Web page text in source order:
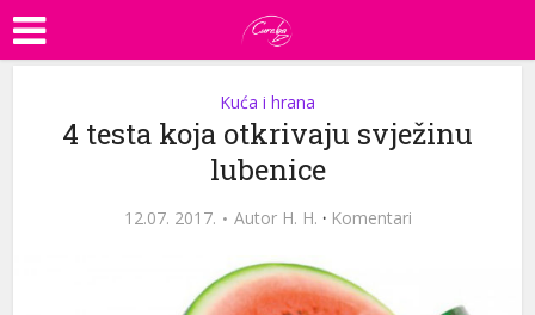
Kuća i hrana
4 testa koja otkrivaju svježinu
lubenice
12.07. 2017. Autor H. H. · Komentari